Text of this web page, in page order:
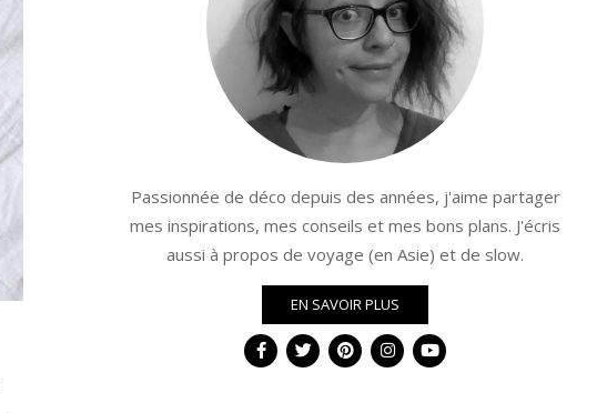
Passionnée de déco depuis des années, j'aime partager
mes inspirations, mes conseils et mes bons plans. J'écris
aussi à propos de voyage (en Asie) et de slow.
EN SAVOIR PLUS